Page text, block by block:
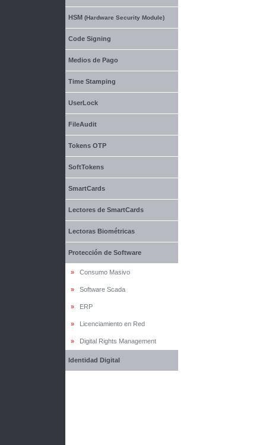
HSM (Hardware Security Module)
Code Signing
Medios de Pago
Time Stamping
UserLock
FileAudit
Tokens OTP
SoftTokens
SmartCards
Lectores de SmartCards
Lectoras Biométricas
Protección de Software
» Consumo Masivo
» Software Scada
» ERP
» Licenciamiento en Red
» Digital Rights Management
Identidad Digital